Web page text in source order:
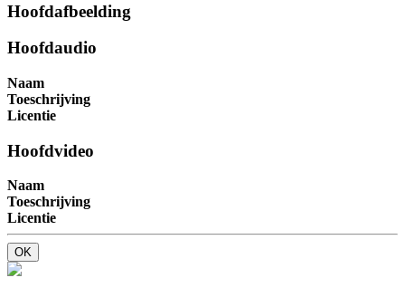
Hoofdafbeelding
Hoofdaudio
Naam
Toeschrijving
Licentie
Hoofdvideo
Naam
Toeschrijving
Licentie
OK